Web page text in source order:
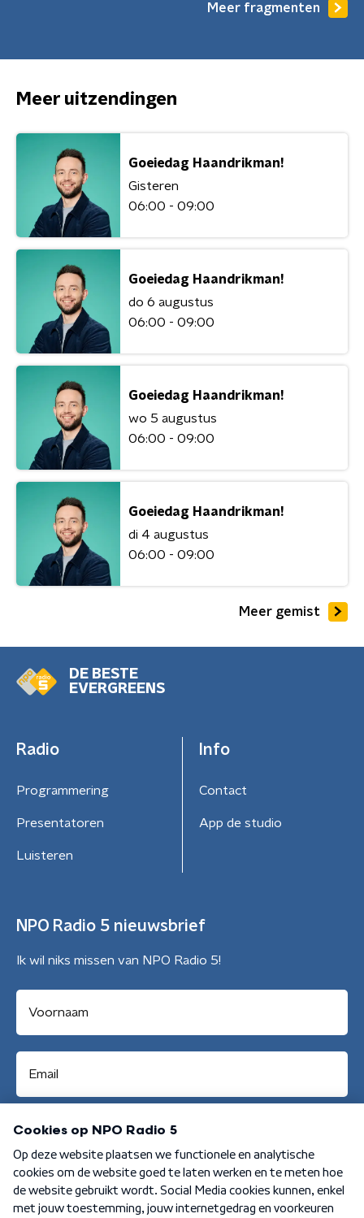
Meer fragmenten
Meer uitzendingen
Goeiedag Haandrikman!
Gisteren
06:00 - 09:00
Goeiedag Haandrikman!
do 6 augustus
06:00 - 09:00
Goeiedag Haandrikman!
wo 5 augustus
06:00 - 09:00
Goeiedag Haandrikman!
di 4 augustus
06:00 - 09:00
Meer gemist
DE BESTE
EVERGREENS
Radio
Programmering
Presentatoren
Luisteren
Info
Contact
App de studio
NPO Radio 5 nieuwsbrief
Ik wil niks missen van NPO Radio 5!
Aanmelden
Algemene voorwaarden